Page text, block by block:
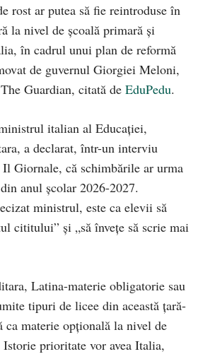
rost ar putea să fie reintroduse în
la nivel de școală primară și
în cadrul unui plan de reformă
de guvernul Giorgiei Meloni,
Guardian, citată de EduPedu.
italian al Educației,
a declarat, într-un interviu
Giornale, că schimbările ar urma
anul școlar 2026-2027.
ministrul, este ca elevii să
cititului” și „să învețe să scrie mai
Latina-materie obligatorie sau
tipuri de licee din această țară-
ca materie opțională la nivel de
prioritate vor avea Italia,